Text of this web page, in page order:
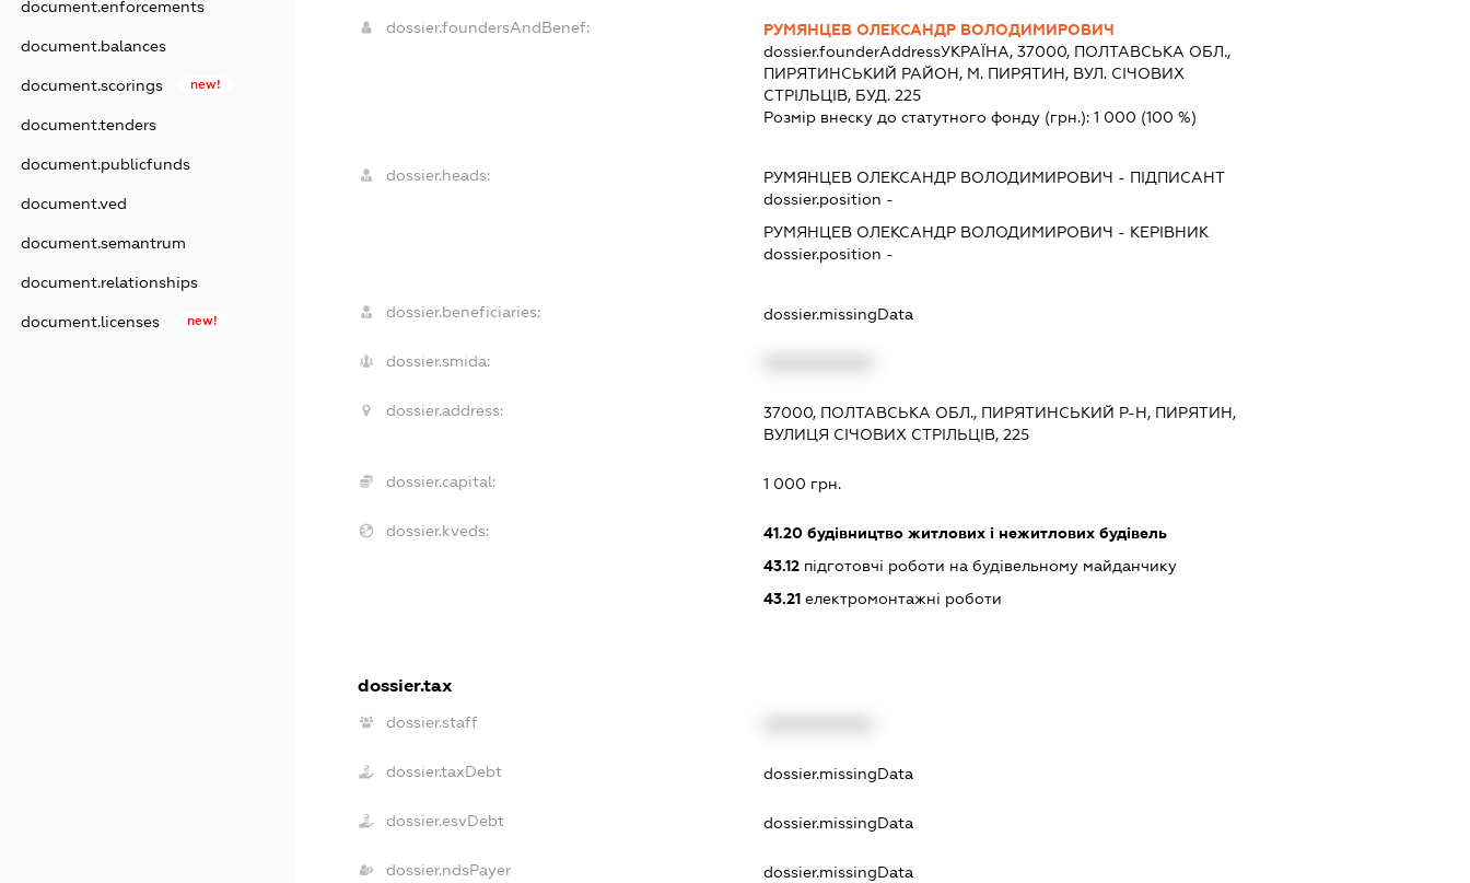
document.enforcements
document.balances
document.scorings new!
document.tenders
document.publicfunds
document.ved
document.semantrum
document.relationships
document.licenses new!
dossier.foundersAndBenef:
РУМЯНЦЕВ ОЛЕКСАНДР ВОЛОДИМИРОВИЧ
dossier.founderAddressУКРАЇНА, 37000, ПОЛТАВСЬКА ОБЛ.,
ПИРЯТИНСЬКИЙ РАЙОН, М. ПИРЯТИН, ВУЛ. СІЧОВИХ
СТРІЛЬЦІВ, БУД. 225
Розмір внеску до статутного фонду (грн.): 1 000 (100 %)
dossier.heads: РУМЯНЦЕВ ОЛЕКСАНДР ВОЛОДИМИРОВИЧ - ПІДПИСАНТ
dossier.position -
РУМЯНЦЕВ ОЛЕКСАНДР ВОЛОДИМИРОВИЧ - КЕРІВНИК
dossier.position -
dossier.beneficiaries: dossier.missingData
dossier.smida:
dossier.address:
37000, ПОЛТАВСЬКА ОБЛ., ПИРЯТИНСЬКИЙ Р-Н, ПИРЯТИН,
ВУЛИЦЯ СІЧОВИХ СТРІЛЬЦІВ, 225
dossier.capital: 1 000 грн.
dossier.kveds: 41.20будівництво житлових і нежитлових будівель
43.12підготовчі роботи на будівельному майданчику
43.21електромонтажні роботи
dossier.tax
dossier.staff
dossier.taxDebt dossier.missingData
dossier.esvDebt dossier.missingData
dossier.ndsPayer dossier.missingData